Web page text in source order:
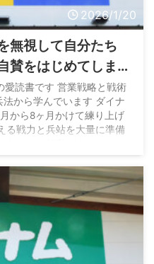
2026/1/20
無視して自分たち
賛をはじめてしま
愛読書です 営業戦略と戦術
から学んでいます ダイナ
から8ヶ月かけて練り上げ
る戦力と兵站を大量に準備
・神奈川・千葉・埼玉・群
January 19, 2026